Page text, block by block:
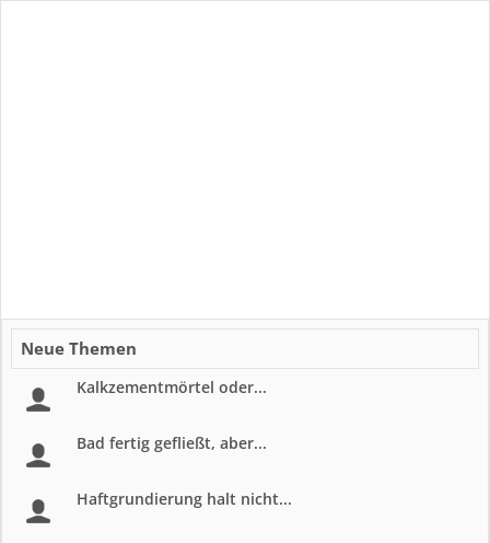
Neue Themen
Kalkzementmörtel oder...
Bad fertig gefließt, aber...
Haftgrundierung halt nicht...